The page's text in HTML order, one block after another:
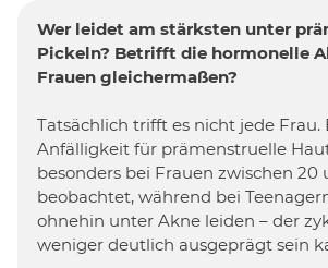
Wer leidet am stärksten unter
Pickeln? Betrifft die hormonelle
Frauen gleichermaßen?
Tatsächlich trifft es nicht jede Frau.
Anfälligkeit für prämenstruelle
besonders bei Frauen zwischen 20
beobachtet, während bei
ohnehin unter Akne leiden – der
weniger deutlich ausgeprägt sein